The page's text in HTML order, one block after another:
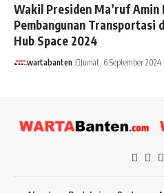
Wakil Presiden Ma’ruf Amin
Pembangunan Transportasi
Hub Space 2024
wartabanten Jumat, 6 September 2024